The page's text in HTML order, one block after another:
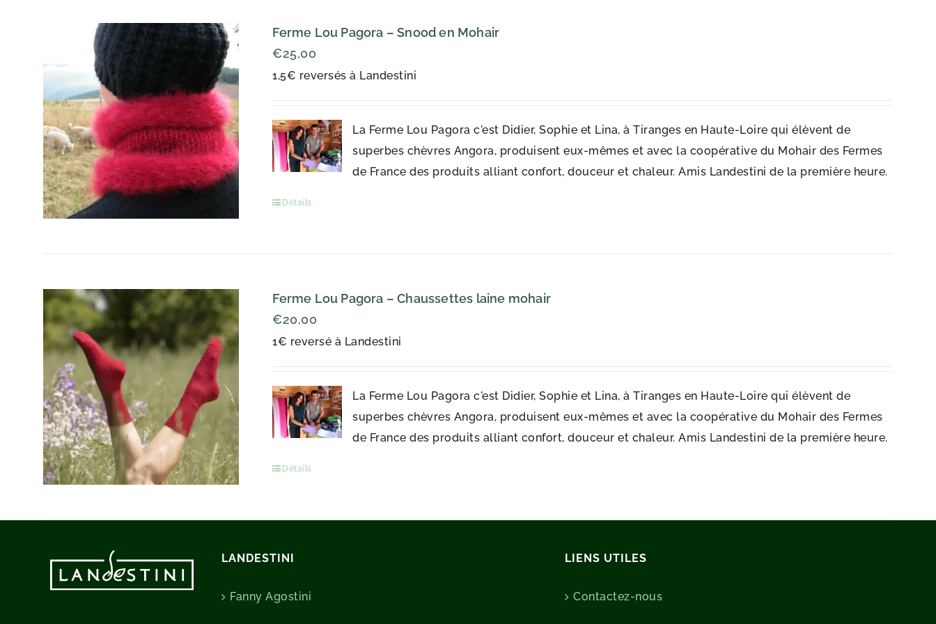
Ferme Lou Pagora – Snood en Mohair
1,5€ reversés à Landestini
€25,00
La Ferme Lou Pagora c'est Didier, Sophie et Lina, à Tiranges en Haute-Loire qui élèvent de
superbes chèvres Angora, produisent eux-mêmes et avec la coopérative du Mohair des Fermes
de France des produits alliant confort, douceur et chaleur. Amis Landestini de la première heure.
Détails
Ferme Lou Pagora – Chaussettes laine mohair
1€ reversé à Landestini
€20,00
La Ferme Lou Pagora c'est Didier, Sophie et Lina, à Tiranges en Haute-Loire qui élèvent de
superbes chèvres Angora, produisent eux-mêmes et avec la coopérative du Mohair des Fermes
de France des produits alliant confort, douceur et chaleur. Amis Landestini de la première heure.
Détails
LANDESTINI
Fanny Agostini
LIENS UTILES
Contactez-nous